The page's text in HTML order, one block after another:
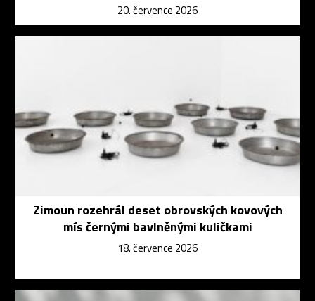
20. července 2026
Zimoun rozehrál deset obrovských kovových
mís černými bavlněnými kuličkami
18. července 2026